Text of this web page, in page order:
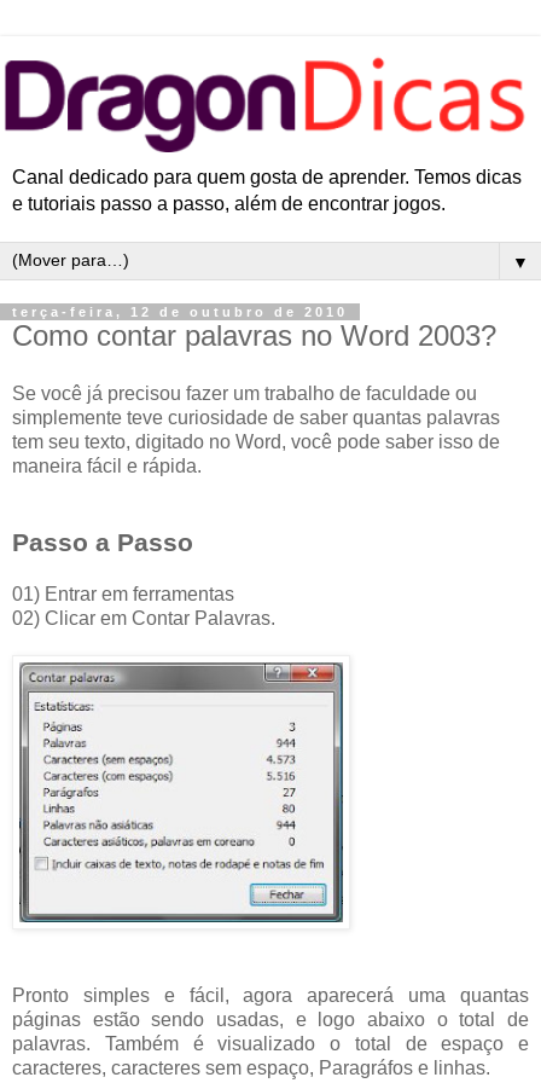
Canal dedicado para quem gosta de aprender. Temos dicas
e tutoriais passo a passo, além de encontrar jogos.
▼
terça-feira, 12 de outubro de 2010
Como contar palavras no Word 2003?
Se você já precisou fazer um trabalho de faculdade ou
simplemente teve curiosidade de saber quantas palavras
tem seu texto, digitado no Word, você pode saber isso de
maneira fácil e rápida.
Passo a Passo
01) Entrar em ferramentas
02) Clicar em Contar Palavras.
Pronto simples e fácil, agora aparecerá uma quantas
páginas estão sendo usadas, e logo abaixo o total de
palavras. Também é visualizado o total de espaço e
caracteres, caracteres sem espaço, Paragráfos e linhas.